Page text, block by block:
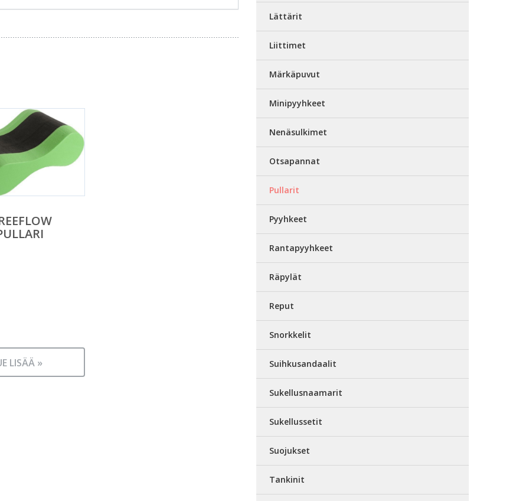
LISÄÄ »
Lättärit
Liittimet
Märkäpuvut
Minipyyhkeet
Nenäsulkimet
Otsapannat
Pullarit
Pyyhkeet
Rantapyyhkeet
Räpylät
Reput
Snorkkelit
Suihkusandaalit
Sukellusnaamarit
Sukellussetit
Suojukset
Tankinit